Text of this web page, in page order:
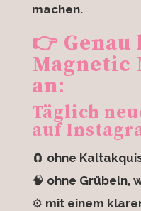
machen.
👉
Magnetic
an:
Täglich
auf
🧲 ohne
🧠 ohne Grübeln,
⚙️ mit einem